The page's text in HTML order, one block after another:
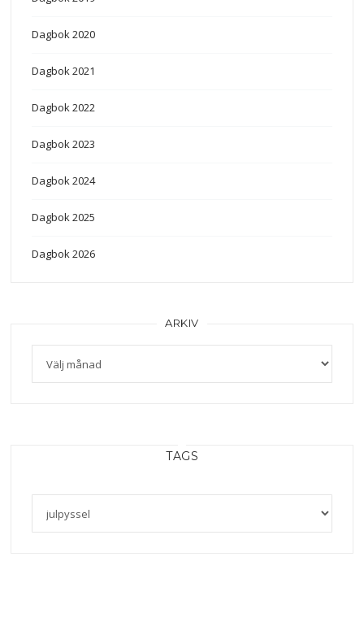
Dagbok 2020
Dagbok 2021
Dagbok 2022
Dagbok 2023
Dagbok 2024
Dagbok 2025
Dagbok 2026
ARKIV
Arkiv
TAGS